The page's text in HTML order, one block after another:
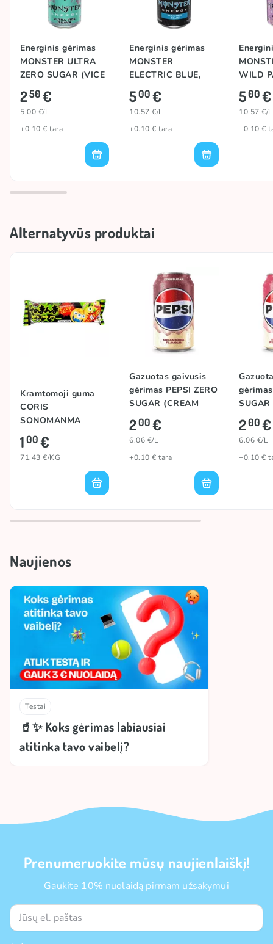
Energinis gėrimas
MONSTER ULTRA
ZERO SUGAR (VICE
GUAVA), 500ml
250€
5.00 €/L
+0.10 € tara
Energinis gėrimas
MONSTER
ELECTRIC BLUE,
473ml
500€
10.57 €/L
+0.10 € tara
WILD
473ml
500€
10.57 €/L
+0.10 €
Alternatyvūs produktai
Kramtomoji guma
CORIS
SONOMANMA
MONSTER, 14g
100€
71.43 €/KG
Gazuotas gaivusis
gėrimas PEPSI ZERO
SUGAR (CREAM
SODA), 330ml
200€
6.06 €/L
+0.10 € tara
SUGAR
200€
6.06 €/L
+0.10 €
Naujienos
Testai
🥤✨ Koks gėrimas labiausiai
atitinka tavo vaibelį?
Prenumeruokite mūsų naujienlaiškį!
Gaukite 10% nuolaidą pirmam užsakymui